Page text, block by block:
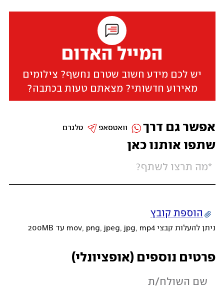
המייל האדום
יש לכם מידע חשוב שטרם נחשף? צילומים
מאירוע חדשותי? מצאתם טעות בכתבה?
שתפו אותנו כאן
הוספת קובץ
ניתן להעלות קבצי mov, png, jpeg, jpg, mp4 עד 200MB
פרטים נוספים (אופציונלי)
אפשר גם דרך טלגרם וואטסאפ